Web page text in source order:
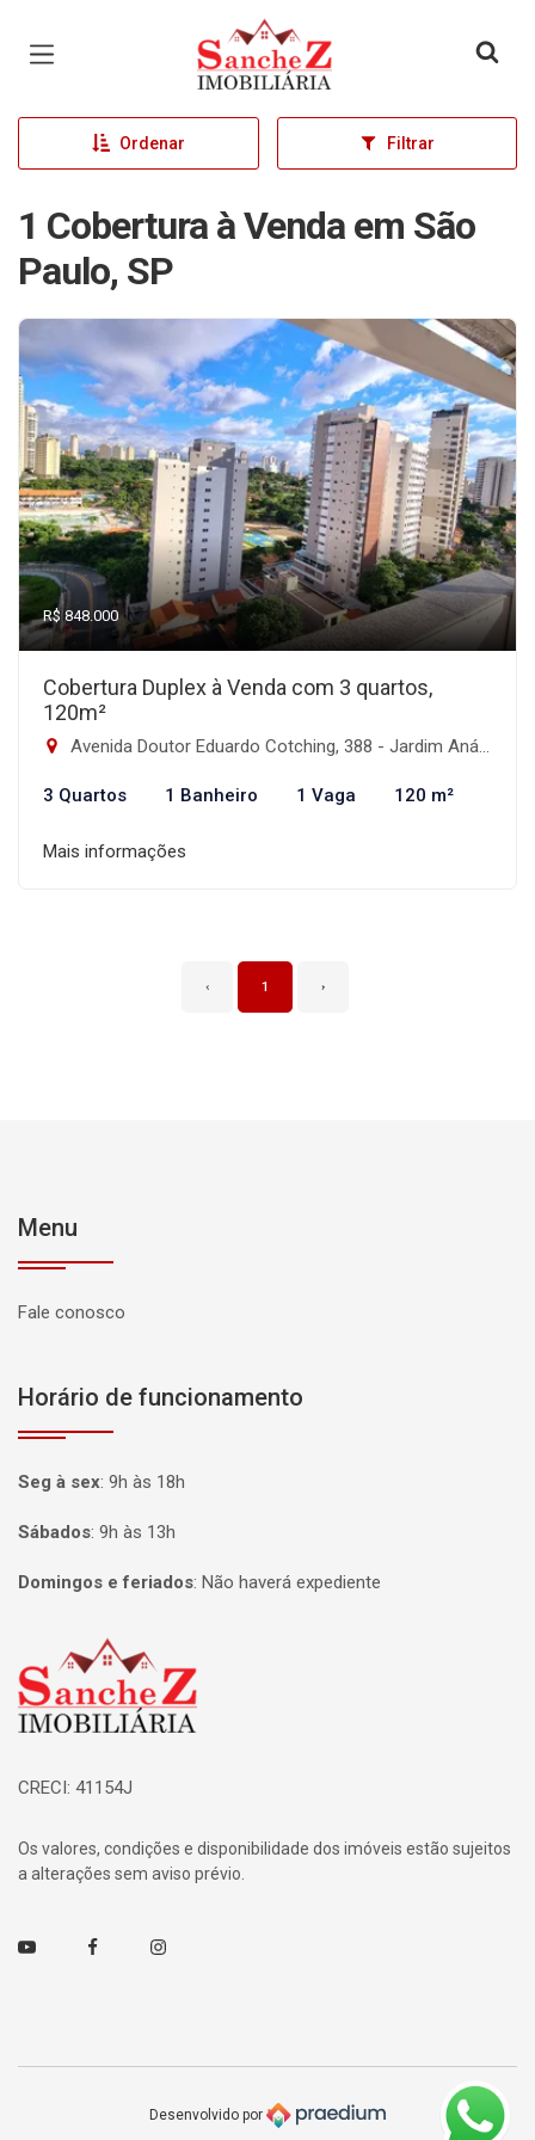
Página inicial
Ordenar Filtrar
1 Cobertura à Venda em São
Paulo, SP
R$ 848.000
Cobertura Duplex à Venda com 3 quartos,
120m²
Avenida Doutor Eduardo Cotching, 388 - Jardim Anália Franco, São Paulo-SP
3 Quartos 1 Banheiro 1 Vaga 120 m²
Mais informações
‹ 1 ›
Menu
Fale conosco
Horário de funcionamento
Seg à sex: 9h às 18h
Sábados: 9h às 13h
Domingos e feriados: Não haverá expediente
Página inicial
CRECI: 41154J
Os valores, condições e disponibilidade dos imóveis estão sujeitos
a alterações sem aviso prévio.
Youtube FacebookInstagram
Desenvolvido por